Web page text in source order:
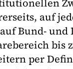
auf
Bund- und
bis
per